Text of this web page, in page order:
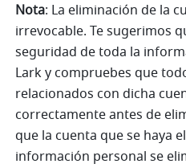
Nota: La eliminación de la
irrevocable. Te sugerimos
seguridad de toda la
Lark y compruebes que
relacionados con dicha
correctamente antes de
que la cuenta que se haya
información personal se